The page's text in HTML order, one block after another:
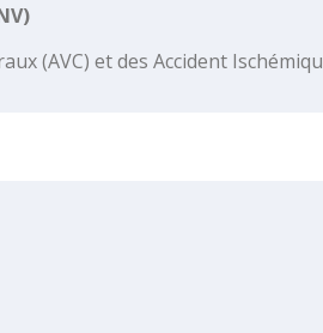
(AVC) et des Accident